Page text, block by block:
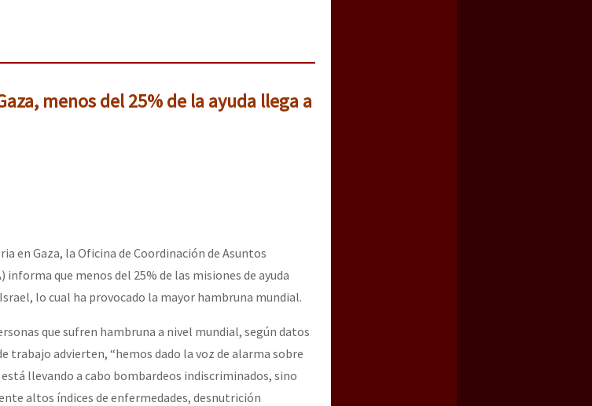
menos del 25% de la ayuda llega a
en Gaza, la Oficina de Coordinación de Asuntos
que menos del 25% de las misiones de ayuda
lo cual ha provocado la mayor hambruna mundial.
que sufren hambruna a nivel mundial, según datos
trabajo advierten, “hemos dado la voz de alarma sobre
llevando a cabo bombardeos indiscriminados, sino
altos índices de enfermedades, desnutrición